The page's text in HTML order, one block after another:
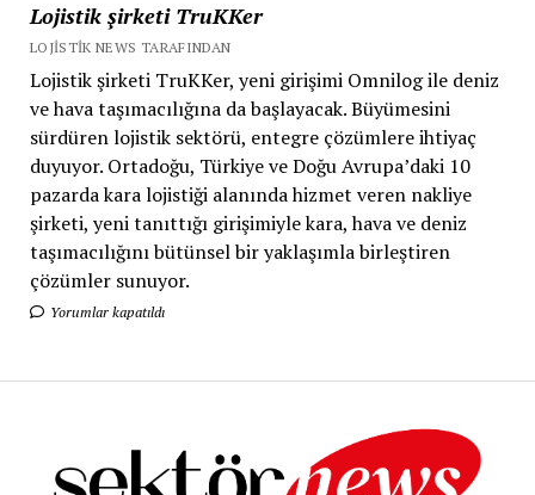
Lojistik şirketi TruKKer
LOJISTIK NEWS TARAFINDAN
Lojistik şirketi TruKKer, yeni girişimi Omnilog ile deniz
ve hava taşımacılığına da başlayacak. Büyümesini
sürdüren lojistik sektörü, entegre çözümlere ihtiyaç
duyuyor. Ortadoğu, Türkiye ve Doğu Avrupa’daki 10
pazarda kara lojistiği alanında hizmet veren nakliye
şirketi, yeni tanıttığı girişimiyle kara, hava ve deniz
taşımacılığını bütünsel bir yaklaşımla birleştiren
çözümler sunuyor.
Yorumlar kapatıldı